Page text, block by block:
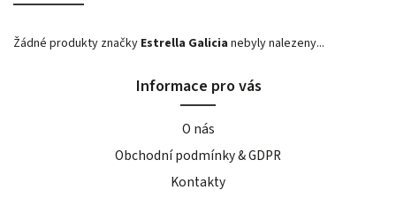
Žádné produkty značky Estrella Galicia nebyly nalezeny...
Informace pro vás
O nás
Obchodní podmínky & GDPR
Kontakty